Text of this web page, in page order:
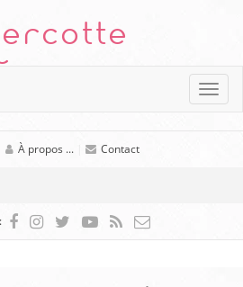
À propos ... Contact